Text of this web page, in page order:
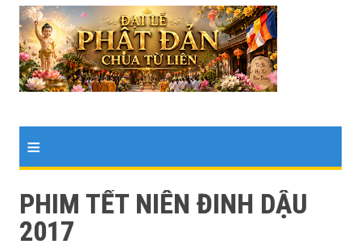
≡
PHIM TẾT NIÊN ĐINH DẬU
2017